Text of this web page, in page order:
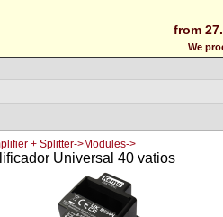
from
We
+ Splitter->Modules->
Universal 40 vatios